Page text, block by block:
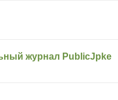
журнал PublicJpke